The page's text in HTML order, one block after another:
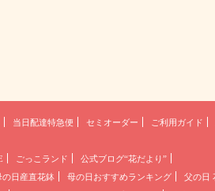
当日配達特急便 セミオーダー ご利用ガイド
ごっこランド
公式ブログ“花だより”
の日産直花鉢 母の日おすすめランキング
父の日